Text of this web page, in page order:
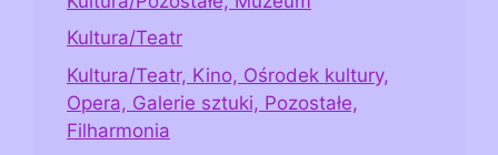
Kultura/Teatr
Kultura/Teatr, Kino, Ośrodek kultury,
Opera, Galerie sztuki, Pozostałe,
Filharmonia